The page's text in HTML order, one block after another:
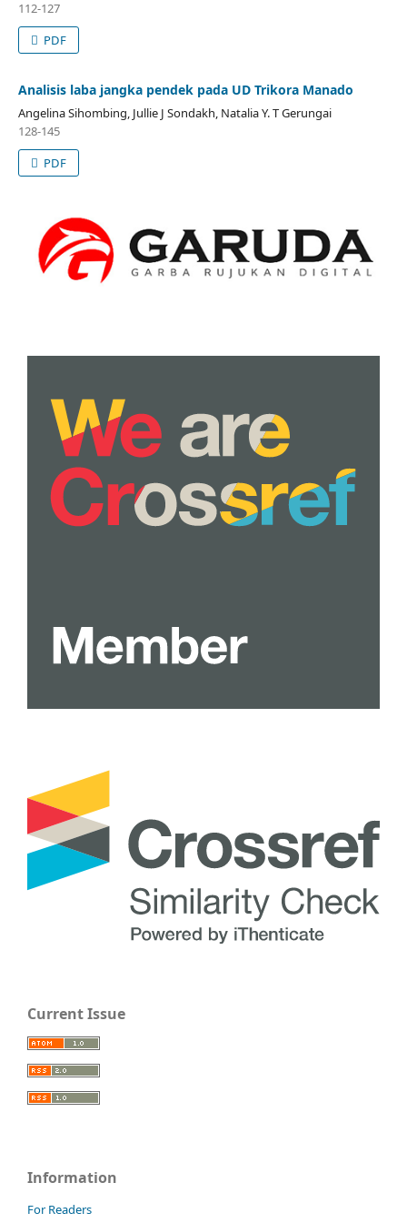
112-127
PDF
Analisis laba jangka pendek pada UD Trikora Manado
Angelina Sihombing, Jullie J Sondakh, Natalia Y. T Gerungai
128-145
PDF
Current Issue
Information
For Readers